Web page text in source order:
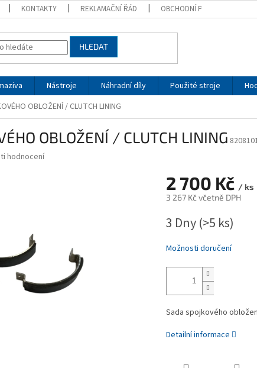
KONTAKTY REKLAMAČNÍ ŘÁD OBCHODNÍ PODMÍNKY
HLEDAT
Nástroje Náhradní díly Použité stroje
OBLOŽENÍ / CLUTCH LINING
OBLOŽENÍ / CLUTCH LINING
hodnocení
2 700 Kč / ks
3 267 Kč včetně DPH
cena:
3 Dny(>5 ks)
Možnosti doručení
Sada spojkového
Detailní informace